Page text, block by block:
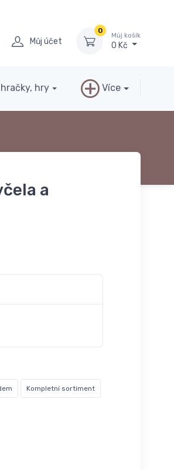
Můj účet
0
Můj košík
0 Kč
hry Více
a
Kompletní sortiment